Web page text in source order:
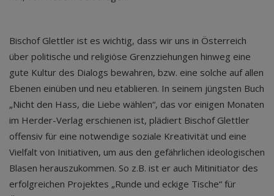
Bischof Glettler ist es wichtig, dass wir uns in Österreich
über politische und religiöse Grenzziehungen hinweg eine
gute Kultur des Dialogs bewahren, bzw. eine solche auf allen
Ebenen einüben und neu etablieren. In seinem jüngsten Buch
„Nicht den Hass, die Liebe wählen“, das vor einigen Monaten
im Herder-Verlag erschienen ist, plädiert Bischof Glettler
offensiv für eine notwendige soziale Kreativität und eine
Vielfalt von Initiativen, um aus den gefährlichen ideologischen
Blasen herauszukommen. So z.B. ist er auch Mitinitiator des
erfolgreichen Projektes „Runde und eckige Tische“ für